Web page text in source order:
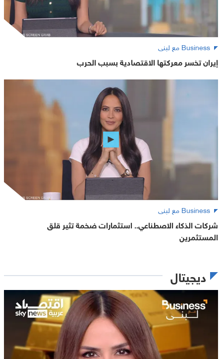
Business مع لبنى
إيران تخسر معركتها الاقتصادية بسبب الحرب
Business مع لبنى
شركات الذكاء الاصطناعي.. استثمارات ضخمة تثير قلق
المستثمرين
ديجيتال